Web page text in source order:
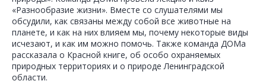
«Разнообразие жизни». Вместе со слушателями мы
обсудили, как связаны между собой все животные на
планете, и как на них влияем мы, почему некоторые виды
исчезают, и как им можно помочь. Также команда ДОМа
рассказала о Красной книге, об особо охраняемых
природных территориях и о природе Ленинградской
области.